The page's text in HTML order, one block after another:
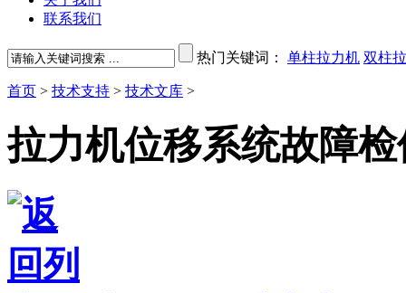
联系我们
热门关键词： 单柱拉力机 双柱
首页 > 技术支持 > 技术文库 >
拉力机位移系统故障检